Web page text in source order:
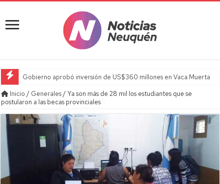
Gobierno aprobó inversión de US$360 millones en Vaca Muerta
Inicio / Generales/Ya son más de 28 mil los estudiantes que se
postularon a las becas provinciales